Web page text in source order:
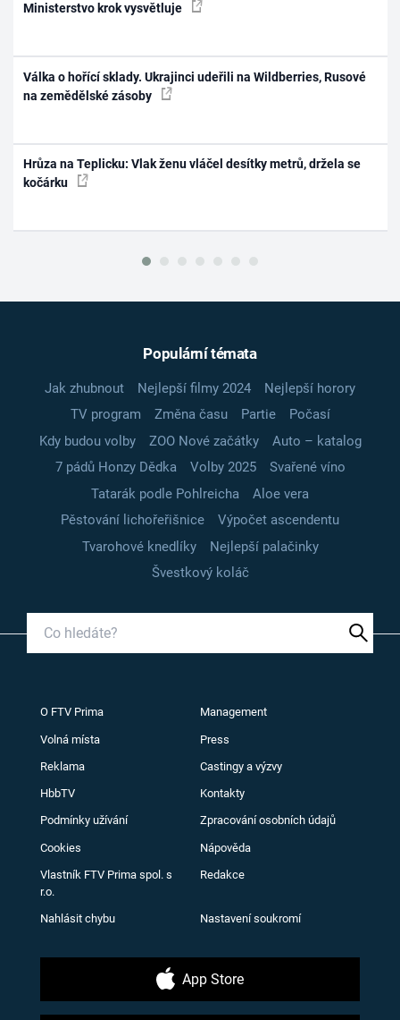
Ministerstvo krok vysvětluje
Válka o hořící sklady. Ukrajinci udeřili na Wildberries, Rusové
na zemědělské zásoby
Hrůza na Teplicku: Vlak ženu vláčel desítky metrů, držela se
kočárku
Populární témata
Jak zhubnout Nejlepší filmy 2024
Nejlepší horory
TV program
Změna času Partie
Počasí
Kdy budou volby
ZOO Nové začátky
Auto – katalog
7 pádů Honzy Dědka
Volby 2025
Svařené víno
Tatarák podle Pohlreicha
Aloe vera
Pěstování lichořeřišnice
Výpočet ascendentu
Tvarohové knedlíky
Nejlepší palačinky
Švestkový koláč
O FTV Prima Management
Volná místa Press
Reklama Castingy a výzvy
HbbTV Kontakty
Podmínky užívání Zpracování osobních údajů
Cookies Nápověda
Vlastník FTV Prima spol. s
r.o.
Redakce
Nahlásit chybu Nastavení soukromí
App Store